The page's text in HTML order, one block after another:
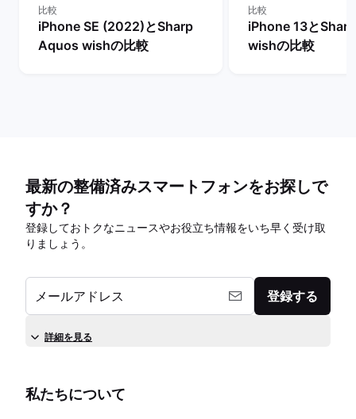
比較
iPhone SE (2022)とSharp
Aquos wishの比較
比較
iPhone 13と
wishの比較
最新の整備済みスマートフォンをお探しで
すか？
登録しておトクなニュースやお役立ち情報をいち早く受け取
りましょう。
メールアドレス 登録する
詳細を見る
私たちについて